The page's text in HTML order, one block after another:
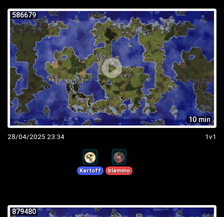
586679
10 min
28/04/2025 23:34 1v1
Kartoff blammo
879480